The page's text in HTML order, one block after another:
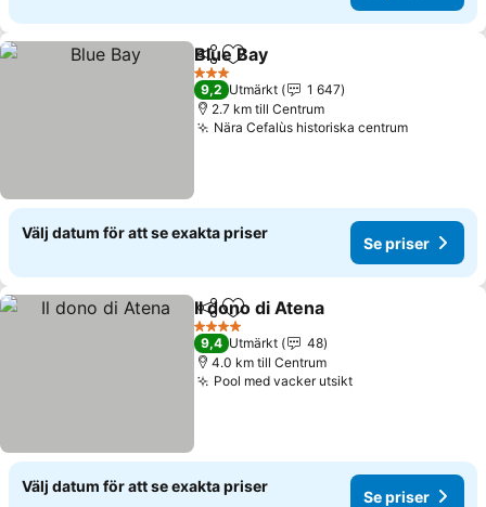
Dela Lägg till i Mina Favoriter
Blue Bay
3 Stjärnor
9,2 Utmärkt
1 647
2.7 km till Centrum
Nära Cefalùs historiska centrum
Välj datum för att se exakta priser
Se priser
Dela Lägg till i Mina Favoriter
Il dono di Atena
4 Stjärnor
9,4 Utmärkt
48
4.0 km till Centrum
Pool med vacker utsikt
Välj datum för att se exakta priser
Se priser